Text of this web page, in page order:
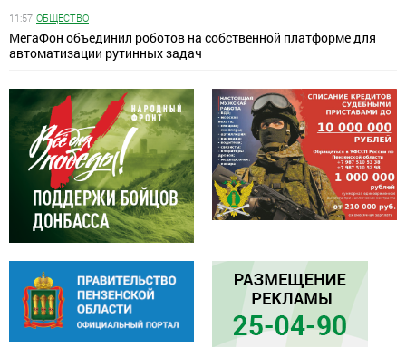
11:57 ОБЩЕСТВО
МегаФон объединил роботов на собственной платформе для
автоматизации рутинных задач